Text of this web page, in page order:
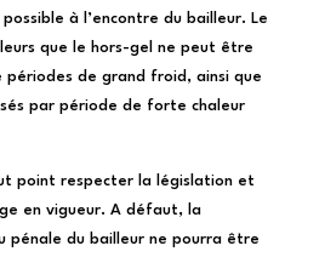
à l’encontre du bailleur. Le
que le hors-gel ne peut être
périodes de grand froid, ainsi que
par période de forte chaleur
point respecter la législation et
en vigueur. A défaut, la
pénale du bailleur ne pourra être